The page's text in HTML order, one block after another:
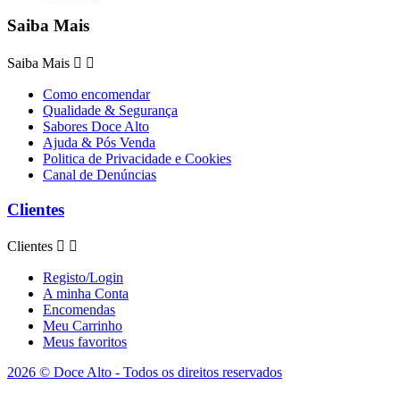
Saiba Mais
Saiba Mais  
Como encomendar
Qualidade & Segurança
Sabores Doce Alto
Ajuda & Pós Venda
Politica de Privacidade e Cookies
Canal de Denúncias
Clientes
Clientes  
Registo/Login
A minha Conta
Encomendas
Meu Carrinho
Meus favoritos
2026 © Doce Alto - Todos os direitos reservados